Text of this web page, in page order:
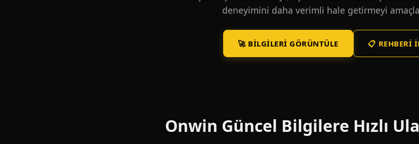
deneyimini daha verimli hale getirmeyi
🚀 BILGILERI GÖRÜNTÜLE 📋 REHBERI
Onwin Güncel Bilgilere Hızlı